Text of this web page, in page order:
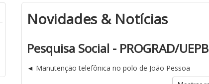
Novidades & Notícias
Pesquisa Social - PROGRAD/UEPB
Manutenção telefônica no polo de João Pessoa